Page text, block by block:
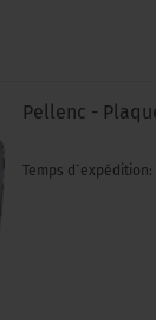
Pellenc -
Temps d`expédition: